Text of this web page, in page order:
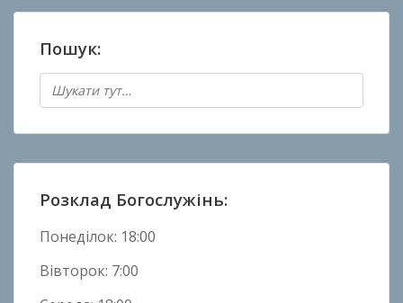
о
н
о
о
и
н
Пошук:
Розклад Богослужінь:
Понеділок: 18:00
Вівторок: 7:00